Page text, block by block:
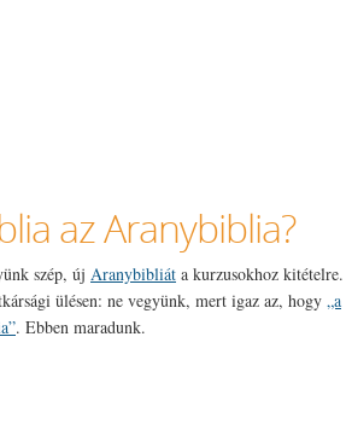
az Aranybiblia?
szép, új Aranybibliát a kurzusokhoz kitételre.
ülésen: ne vegyünk, mert igaz az, hogy „a
. Ebben maradunk.